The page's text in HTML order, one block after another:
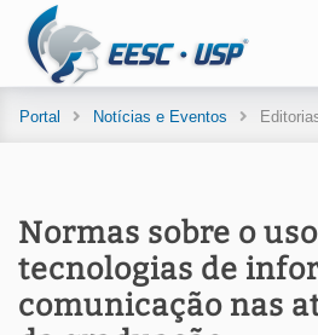
Portal Notícias e Eventos
Normas sobre o
tecnologias de
comunicação nas